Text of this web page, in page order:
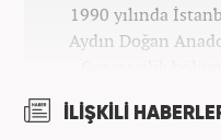
1990 yılında
Aydın Doğan
Gazetecilik
İstanbul Üniversitesi
İLİŞKİLİ